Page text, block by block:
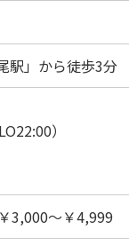
駅」から徒歩3分
）
3,000～￥4,999